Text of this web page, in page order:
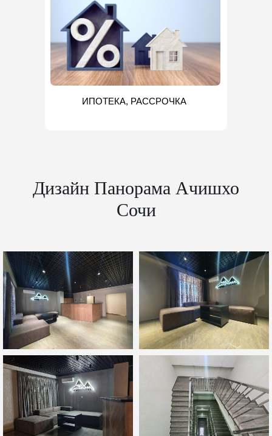
ИПОТЕКА, РАССРОЧКА
Дизайн Панорама Ачишхо
Сочи